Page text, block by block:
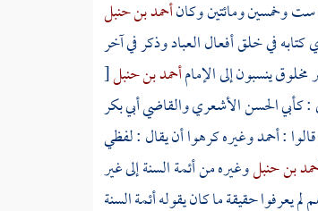
وخمسين ومائتين وكانأحمد بن حنبل
كتابه في خلق أفعال العباد وذكر في آخر
مخلوق ينسبون إلى الإمامأحمد بن حنبل[
:كأبي الحسن الأشعريوالقاضي أبي بكر
قالوا :أحمدوغيره كرهوا أن يقال : لفظي
بن حنبلوغيره من أئمة السنة إلى غير
لم يعرفوا حقيقة ما كان يقوله أئمة السنة